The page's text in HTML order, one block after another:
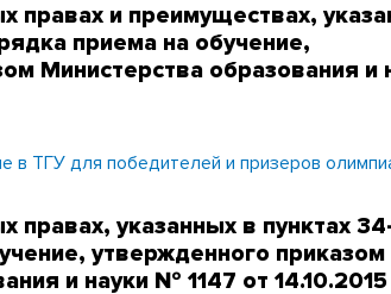
правах и преимуществах,
приема на обучение,
Министерства образования и
в ТГУ для победителей и призеров
указанных в пунктах
утвержденного приказом
и науки № 1147 от 14.10.2015